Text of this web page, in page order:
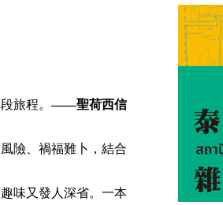
旅程。——聖荷西信
險、禍福難卜，結合
味又發人深省。一本